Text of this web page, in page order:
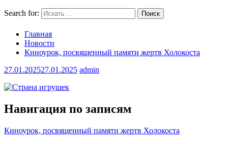
Search for:
Главная
Новости
Киноурок, посвященный памяти жертв Холокоста
27.01.202527.01.2025 admin
Навигация по записям
Киноурок, посвященный памяти жертв Холокоста